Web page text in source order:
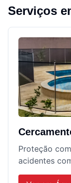
Serviços
Proteção
acidentes